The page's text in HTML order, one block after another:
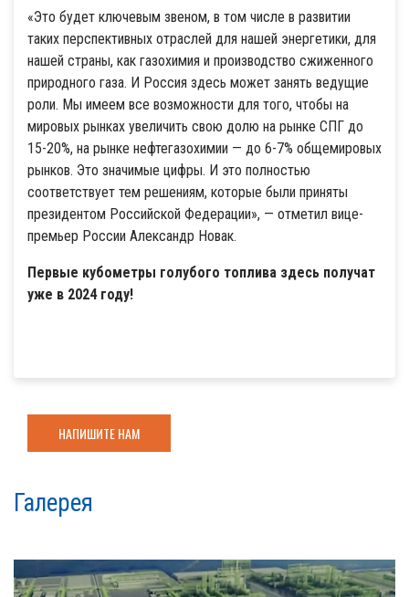
«Это будет ключевым звеном, в том числе в развитии
таких перспективных отраслей для нашей энергетики, для
нашей страны, как газохимия и производство сжиженного
природного газа. И Россия здесь может занять ведущие
роли. Мы имеем все возможности для того, чтобы на
мировых рынках увеличить свою долю на рынке СПГ до
15-20%, на рынке нефтегазохимии — до 6-7% общемировых
рынков. Это значимые цифры. И это полностью
соответствует тем решениям, которые были приняты
президентом Российской Федерации», — отметил вице-
премьер России Александр Новак.
Первые кубометры голубого топлива здесь получат
уже в 2024 году!
НАПИШИТЕ НАМ
Галерея